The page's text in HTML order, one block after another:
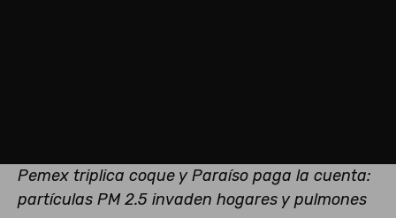
Pemex triplica coque y Paraíso paga la cuenta:
partículas PM 2.5 invaden hogares y pulmones